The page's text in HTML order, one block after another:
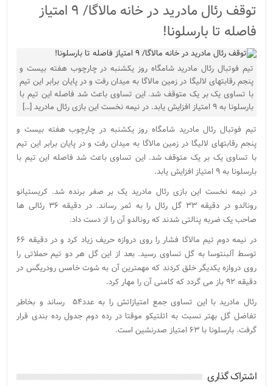
توقف رئال مادرید در خانه مالاگا/ ۹ امتیاز
فاصله تا بارسلونا!
تیم فوتبال رئال مادرید شامگاه روز یکشنبه در چارچوب هفته بیست و
پنجم رقابتهای لالیگا در زمین مالاگا به میدان رفت و در پایان برابر این تیم
با تساوی یک بر یک متوقف شد. این تساوی باعث شد فاصله این تیم با
بارسلونا به ۹ امتیاز افزایش یابد. در نیمه نخست این بازی رئال مادرید […]
تیم فوتبال رئال مادرید شامگاه روز یکشنبه در چارچوب هفته بیست و
پنجم رقابتهای لالیگا در زمین مالاگا به میدان رفت و در پایان برابر این تیم
با تساوی یک بر یک متوقف شد. این تساوی باعث شد فاصله این تیم با
بارسلونا به ۹ امتیاز افزایش یابد.
در نیمه نخست این بازی رئال مادرید یک بر صفر برنده شد. کریستیانو
رونالدو در دقیقه ۳۳ گل رئال را به ثمر رساند. در دقیقه ۳۶ رئالی ها
صاحب یک ضربه پنالتی شدند که رونالدو آن را از دست داد.
در نیمه دوم تیم مالاگا فشار را روی دروازه حریف زیاد کرد و در دقیقه ۶۶
توسط آلبنتوسا به گل تساوی رسید. بعد از این گل هر دو تیم حملاتی را
روی دروازه یکدیگر خلق کردند که مهمترین آن به شوت خامس رودریگس در
دقیقه ۹۲ باز می گردد که کامنی آن را مهار کرد.
رئال مادرید با این تساوی جمع امتیازاتش را به عدد۵۴ رساند و بخاطر
تفاضل گل بهتر نسبت به اتلتیکو موقتا در رده دوم جدول رده بندی قرار
گرفت. بارسلونا با ۶۳ امتیاز صدرنشین است.
اشتراک گذاری